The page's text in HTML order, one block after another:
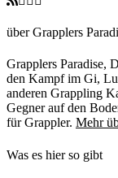
über Grapplers
Grapplers Paradise,
den Kampf im Gi,
anderen Grappling
Gegner auf den
für Grappler. Mehr
Was es hier so gibt